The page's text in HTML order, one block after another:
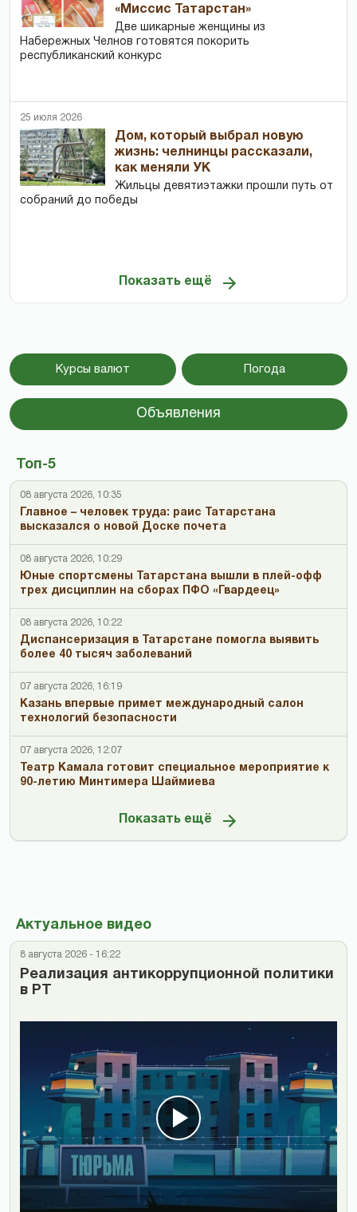
«Миссис Татарстан»
Две шикарные женщины из
Набережных Челнов готовятся покорить
республиканский конкурс
25 июля 2026
Дом, который выбрал новую
жизнь: челнинцы рассказали,
как меняли УК
Жильцы девятиэтажки прошли путь от
собраний до победы
Показать ещё
Курсы валют Погода
Объявления
Топ-5
08 августа 2026, 10:35
Главное – человек труда: раис Татарстана
высказался о новой Доске почета
08 августа 2026, 10:29
Юные спортсмены Татарстана вышли в плей-офф
трех дисциплин на сборах ПФО «Гвардеец»
08 августа 2026, 10:22
Диспансеризация в Татарстане помогла выявить
более 40 тысяч заболеваний
07 августа 2026, 16:19
Казань впервые примет международный салон
технологий безопасности
07 августа 2026, 12:07
Театр Камала готовит специальное мероприятие к
90-летию Минтимера Шаймиева
Показать ещё
Актуальное видео
8 августа 2026 - 16:22
Реализация антикоррупционной политики
в РТ